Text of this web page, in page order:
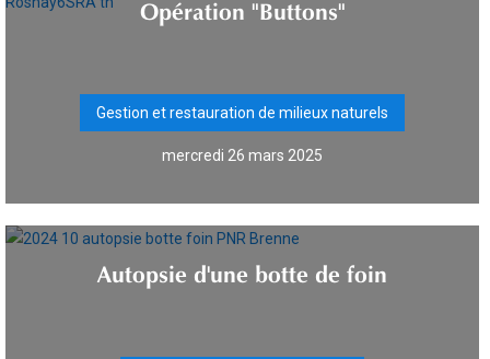
Opération "Buttons"
Gestion et restauration de milieux naturels
mercredi 26 mars 2025
Autopsie d'une botte de foin